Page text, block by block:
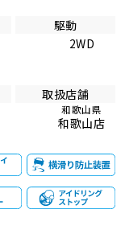
駆動
2WD
取扱店舗
和歌山県
和歌山店